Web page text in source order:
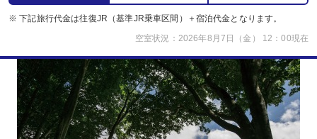
※ 下記旅行代金は往復JR（基準JR乗車区間）＋宿泊代金となります。
空室状況：2026年8月7日（金） 12：00現在